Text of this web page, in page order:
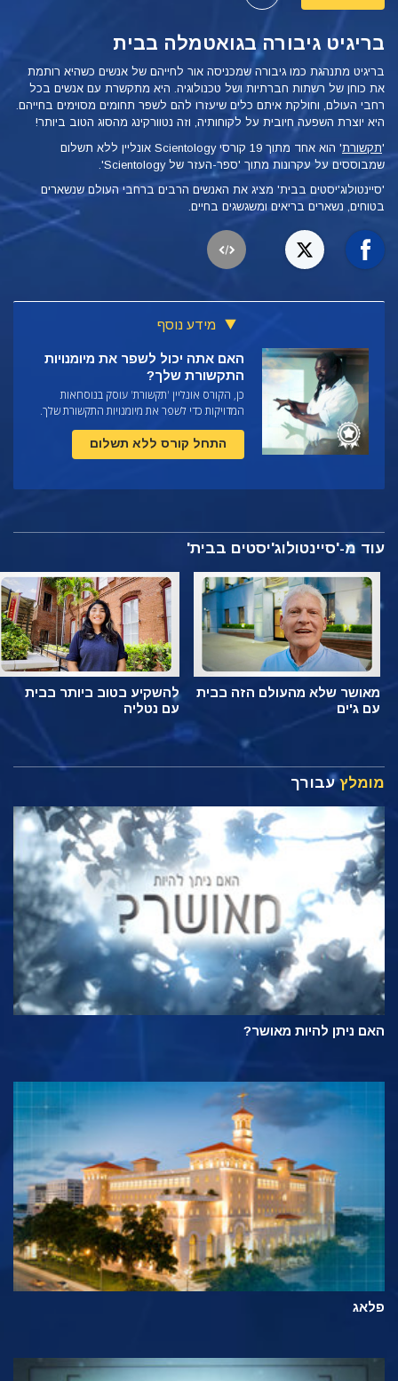
בריגיט גיבורה בגואטמלה בבית
בריגיט מתנהגת כמו גיבורה שמכניסה אור לחייהם של אנשים כשהיא רותמת
את כוחן של רשתות חברתיות ושל טכנולוגיה. היא מתקשרת עם אנשים בכל
רחבי העולם, וחולקת איתם כלים שיעזרו להם לשפר תחומים מסוימים בחייהם.
היא יוצרת השפעה חיובית על לקוחותיה, וזה נטוורקינג מהסוג הטוב ביותר!
'תקשורת'
הוא אחד מתוך 19 קורסי Scientology אונליין ללא תשלום
שמבוססים על עקרונות מתוך 'ספר-העזר של Scientology'.
'סיינטולוג'יסטים בבית' מציג את האנשים הרבים ברחבי העולם שנשארים
בטוחים, נשארים בריאים ומשגשגים בחיים.
מידע נוסף
האם אתה יכול לשפר את מיומנויות
התקשורת שלך?
כן, הקורס אונליין 'תקשורת' עוסק בנוסחאות
המדויקות כדי לשפר את מיומנויות התקשורת שלך.
התחל קורס ללא תשלום
עוד מ-'סיינטולוג'יסטים בבית'
מאושר שלא מהעולם הזה בבית
עם ג'ים
להשקיע בטוב ביותר בבית
עם נטליה
מומלץעבורך
האם ניתן להיות מאושר?
פלאג